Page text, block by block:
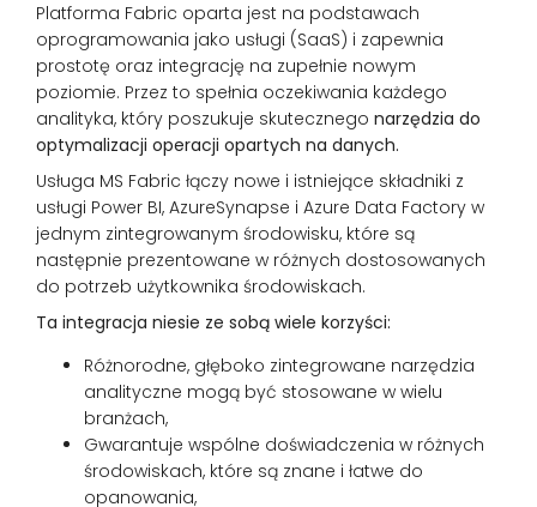
Platforma Fabric oparta jest na podstawach
oprogramowania jako usługi (SaaS) i zapewnia
prostotę oraz integrację na zupełnie nowym
poziomie. Przez to spełnia oczekiwania każdego
analityka, który poszukuje skutecznego narzędzia do
optymalizacji operacji opartych na danych.
Usługa MS Fabric łączy nowe i istniejące składniki z
usługi Power BI, AzureSynapse i Azure Data Factory w
jednym zintegrowanym środowisku, które są
następnie prezentowane w różnych dostosowanych
do potrzeb użytkownika środowiskach.
Ta integracja niesie ze sobą wiele korzyści:
Różnorodne, głęboko zintegrowane narzędzia
analityczne mogą być stosowane w wielu
branżach,
Gwarantuje wspólne doświadczenia w różnych
środowiskach, które są znane i łatwe do
opanowania,